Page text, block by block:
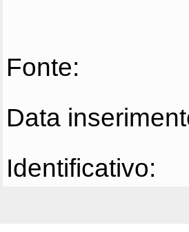
Fonte:
Data
Identificativo: